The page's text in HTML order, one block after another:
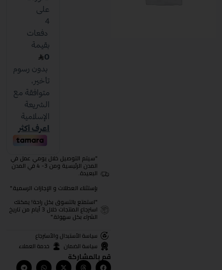
"سيتم التوصيل خلال يومي عمل في
المدن الرئيسية ومن 3- 4 في المدن
البعيدة.
بإستثناء العطلات و الإجازات الرسمية."
"استمتع بالتسوق بكل راحة! يمكنك
استرجاع المنتجات خلال 3 أيام من تاريخ
الشراء بكل سهولة."
سياسة الأستبدال والأسترجاع
سياسة الضمان
خدمة العملاء
قم بالمشاركة